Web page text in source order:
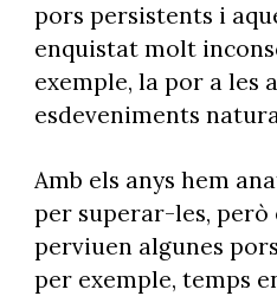
pors persistents i
enquistat molt
exemple, la por a les
esdeveniments
Amb els anys hem
per superar-les, però
perviuen algunes
per exemple, temps